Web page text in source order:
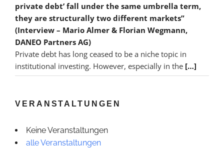
private debt’ fall under the same umbrella term,
they are structurally two different markets”
(Interview – Mario Almer & Florian Wegmann,
DANEO Partners AG)
Private debt has long ceased to be a niche topic in
institutional investing. However, especially in the […]
VERANSTALTUNGEN
Keine Veranstaltungen
alle Veranstaltungen